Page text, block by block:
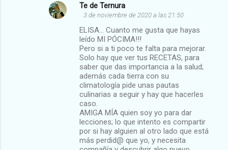
Te de Ternura
3 de noviembre de 2020 a las 21:50
ELISA... Cuanto me gusta que hayas
leído MI PÓCIMA!!!
Pero si a ti poco te falta para mejorar.
Solo hay que ver tus RECETAS, para
saber que das importancia a la salud;
además cada tierra con su
climatología pide unas pautas
culinarias a seguir y hay que hacerles
caso.
AMIGA MÍA quien soy yo para dar
lecciones; lo que intento es compartir
por si hay alguien al otro lado que está
más perdid@ que yo, y necesita